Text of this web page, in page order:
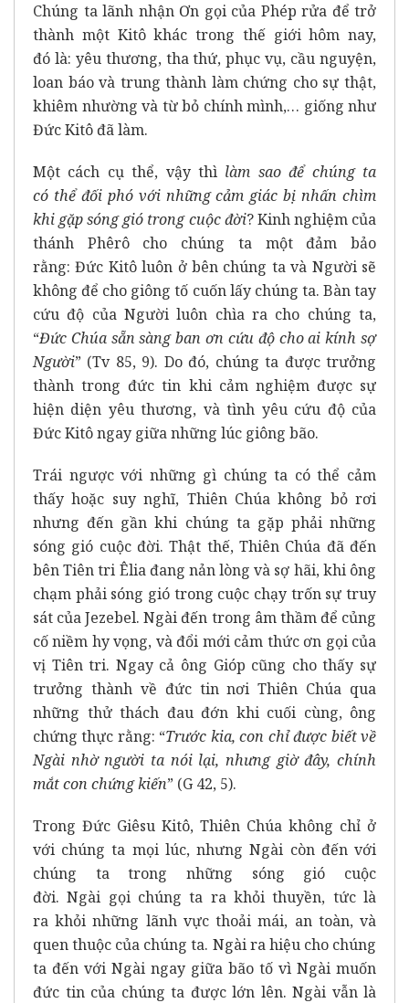
Chúng ta lãnh nhận Ơn gọi của Phép rửa để trở
thành một Kitô khác trong thế giới hôm nay,
đó là: yêu thương, tha thứ, phục vụ, cầu nguyện,
loan báo và trung thành làm chứng cho sự thật,
khiêm nhường và từ bỏ chính mình,… giống như
Đức Kitô đã làm.
Một cách cụ thể, vậy thì làm saođể chúng ta
có thể đối phó với những cảm giác bị nhấn chìm
khi gặp sónggió trongcuộc đời? Kinh nghiệm của
thánh Phêrô cho chúng ta một đảm bảo
rằng: Đức Kitô luôn ở bên chúng ta và Người sẽ
không để cho giông tố cuốn lấy chúng ta. Bàn tay
cứu độ của Người luôn chìa ra cho chúng ta,
“Đức Chúa sẵn sàng ban ơn cứu độ cho ai kính sợ
Người” (Tv 85, 9). Do đó, chúng ta được trưởng
thành trong đức tin khi cảm nghiệm được sự
hiện diện yêu thương, và tình yêu cứu độ của
Đức Kitô ngay giữa những lúc giông bão.
Trái ngược với những gì chúng ta có thể cảm
thấy hoặc suy nghĩ, Thiên Chúa không bỏ rơi
nhưng đến gần khi chúng ta gặp phải những
sóng gió cuộc đời. Thật thế, Thiên Chúa đã đến
bên Tiên tri Êlia đang nản lòng và sợ hãi, khi ông
chạm phải sóng gió trong cuộc chạy trốn sự truy
sát của Jezebel. Ngài đến trong âm thầm để củng
cố niềm hy vọng, và đổi mới cảm thức ơn gọi của
vị Tiên tri. Ngay cả ông Gióp cũng cho thấy sự
trưởng thành về đức tin nơi Thiên Chúa qua
những thử thách đau đớn khi cuối cùng, ông
chứng thực rằng: “Trước kia, con chỉ được biết về
Ngài nhờ người ta nói lại, nhưng giờ đây, chính
mắt con chứng kiến” (G 42, 5).
Trong Đức Giêsu Kitô, Thiên Chúa không chỉ ở
với chúng ta mọi lúc, nhưng Ngài còn đến với
chúng ta trong những sóng gió cuộc
đời. Ngài gọi chúng ta ra khỏi thuyền, tức là
ra khỏi những lãnh vực thoải mái, an toàn, và
quen thuộc của chúng ta. Ngài ra hiệu cho chúng
ta đến với Ngài ngay giữa bão tố vì Ngài muốn
đức tin của chúng ta được lớn lên. Ngài vẫn là